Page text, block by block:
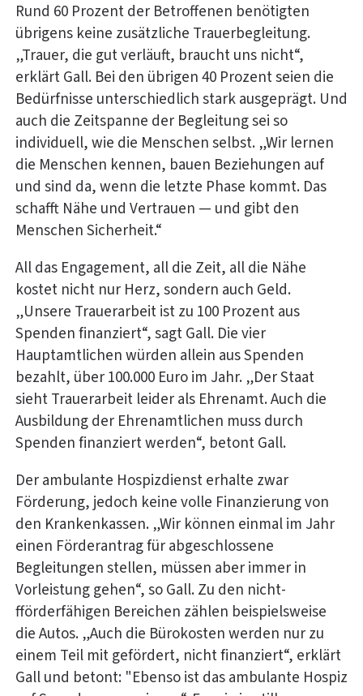
Rund 60 Prozent der Betroffenen benötigten
übrigens keine zusätzliche Trauerbegleitung.
„Trauer, die gut verläuft, braucht uns nicht“,
erklärt Gall. Bei den übrigen 40 Prozent seien die
Bedürfnisse unterschiedlich stark ausgeprägt. Und
auch die Zeitspanne der Begleitung sei so
individuell, wie die Menschen selbst. „Wir lernen
die Menschen kennen, bauen Beziehungen auf
und sind da, wenn die letzte Phase kommt. Das
schafft Nähe und Vertrauen — und gibt den
Menschen Sicherheit.“
All das Engagement, all die Zeit, all die Nähe
kostet nicht nur Herz, sondern auch Geld.
„Unsere Trauerarbeit ist zu 100 Prozent aus
Spenden finanziert“, sagt Gall. Die vier
Hauptamtlichen würden allein aus Spenden
bezahlt, über 100.000 Euro im Jahr. „Der Staat
sieht Trauerarbeit leider als Ehrenamt. Auch die
Ausbildung der Ehrenamtlichen muss durch
Spenden finanziert werden“, betont Gall.
Der ambulante Hospizdienst erhalte zwar
Förderung, jedoch keine volle Finanzierung von
den Krankenkassen. „Wir können einmal im Jahr
einen Förderantrag für abgeschlossene
Begleitungen stellen, müssen aber immer in
Vorleistung gehen“, so Gall. Zu den nicht-
fförderfähigen Bereichen zählen beispielsweise
die Autos. „Auch die Bürokosten werden nur zu
einem Teil mit gefördert, nicht finanziert“, erklärt
Gall und betont: "Ebenso ist das ambulante Hospiz